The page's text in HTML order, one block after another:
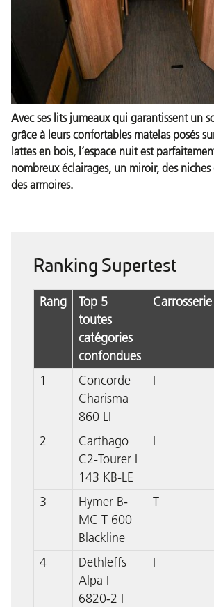
Avec ses lits jumeaux qui garantissent un
grâce à leurs confortables matelas posés
lattes en bois, l’espace nuit est
nombreux éclairages, un miroir, des
des armoires.
Ranking Supertest
Rang
Top 5
toutes
catégories
confondues
Carrosserie
1
Concorde
Charisma
860 LI
I
2
Carthago
C2-Tourer I
143 KB-LE
I
3
Hymer B-
MC T 600
Blackline
T
4
Dethleffs
Alpa I
6820-2 I
I